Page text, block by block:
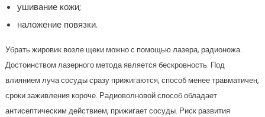
ушивание кожи;
наложение повязки.
Убрать жировик возле щеки можно с помощью лазера, радионожа.
Достоинством лазерного метода является бескровность. Под
влиянием луча сосуды сразу прижигаются, способ менее травматичен,
сроки заживления короче. Радиоволновой способ обладает
антисептическим действием, прижигает сосуды. Риск развития